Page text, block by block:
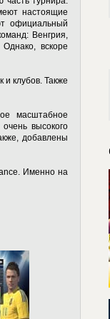
настоящие
официальный
Венгрия,
вскоре
и клубов. Также
масштабное
высокого
добавлены
Именно на